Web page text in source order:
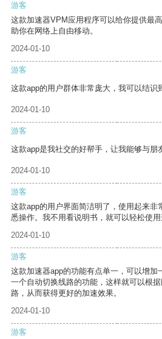
游客
这款加速器VPM应用程序可以给你提供最
助你在网络上自由移动。
2024-01-10
游客
这款app的用户群体非常庞大，我可以结识
2024-01-10
游客
这款app是我社交的好帮手，让我能够与朋
2024-01-10
游客
这款app的用户界面简洁明了，使用起来非
悉操作。我不用看说明书，就可以轻松使用
2024-01-10
游客
这款加速器app的功能有点单一，可以增加
一个自动切换线路的功能，这样就可以根
路，从而获得更好的加速效果。
2024-01-10
游客